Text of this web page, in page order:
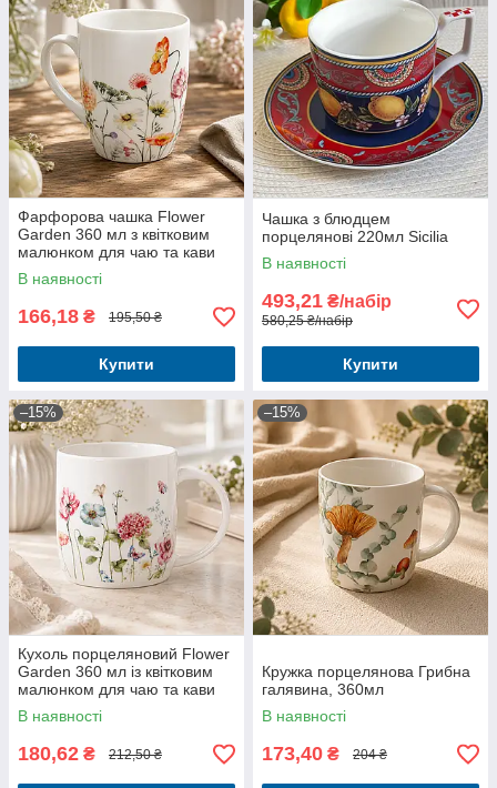
Фарфорова чашка Flower
Garden 360 мл з квітковим
малюнком для чаю та кави
В наявності
166,18 ₴ 195,50 ₴
Купити
Чашка з блюдцем
порцелянові 220мл Sicilia
В наявності
493,21 ₴/набір
580,25 ₴/набір
Купити
–15%
Кухоль порцеляновий Flower
Garden 360 мл із квітковим
малюнком для чаю та кави
В наявності
180,62 ₴ 212,50 ₴
–15%
Кружка порцелянова Грибна
галявина, 360мл
В наявності
173,40 ₴ 204 ₴